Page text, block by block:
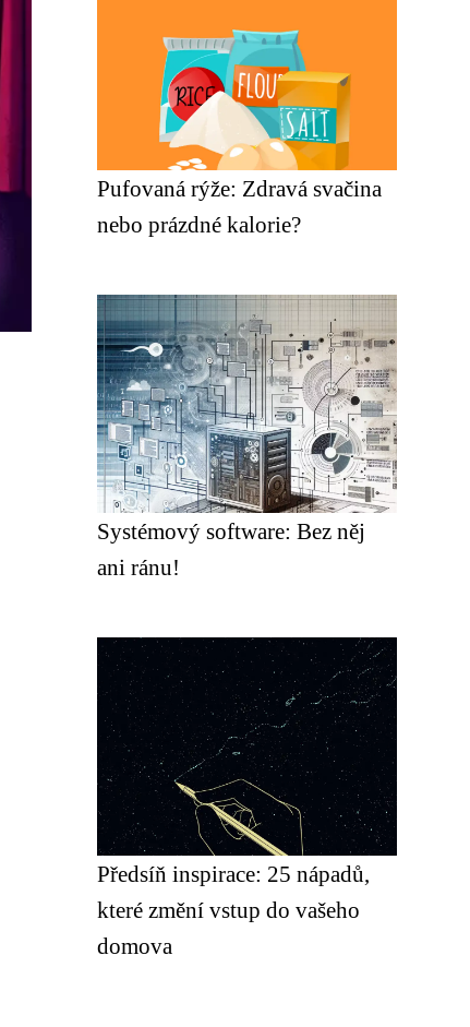
Pufovaná rýže: Zdravá svačina
nebo prázdné kalorie?
Systémový software: Bez něj
ani ránu!
Předsíň inspirace: 25 nápadů,
které změní vstup do vašeho
domova